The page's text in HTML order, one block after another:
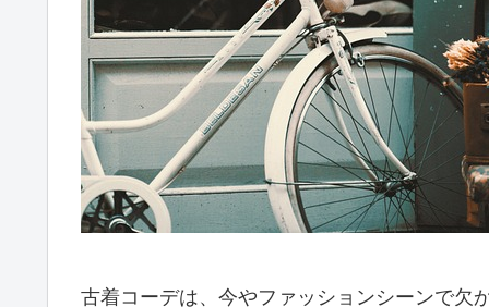
古着コーデは、今やファッションシーンで欠